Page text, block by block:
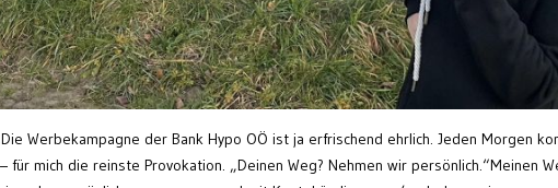
Werbekampagne der Bank Hypo OÖ ist ja erfrischend ehrlich. Jeden Morgen
für mich die reinste Provokation. „Deinen Weg? Nehmen wir persönlich.“Meinen